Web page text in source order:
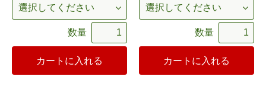
数量
カートに入れる
数量
カートに入れる